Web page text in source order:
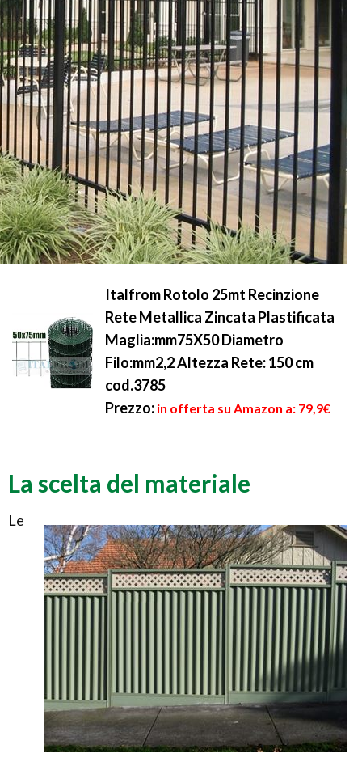
Italfrom Rotolo 25mt Recinzione
Rete Metallica Zincata Plastificata
Maglia:mm75X50 Diametro
Filo:mm2,2 Altezza Rete: 150 cm
cod.3785
Prezzo: in offerta su Amazon a: 79,9€
La scelta del materiale
Le